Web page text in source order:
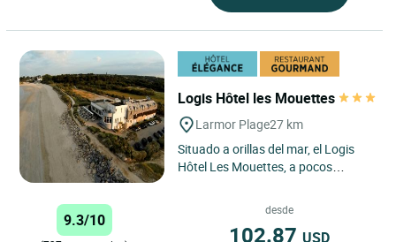
Logis Hôtel les Mouettes
Larmor Plage27 km
Situado a orillas del mar, el Logis
Hôtel Les Mouettes, a pocos
9.3/10
desde
102.87 USD